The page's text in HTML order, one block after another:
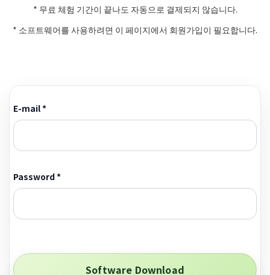
* 무료 체험 기간이 끝나도 자동으로 결제되지 않습니다.
* 소프트웨어를 사용하려면 이 페이지에서 회원가입이 필요합니다.
E-mail *
Password *